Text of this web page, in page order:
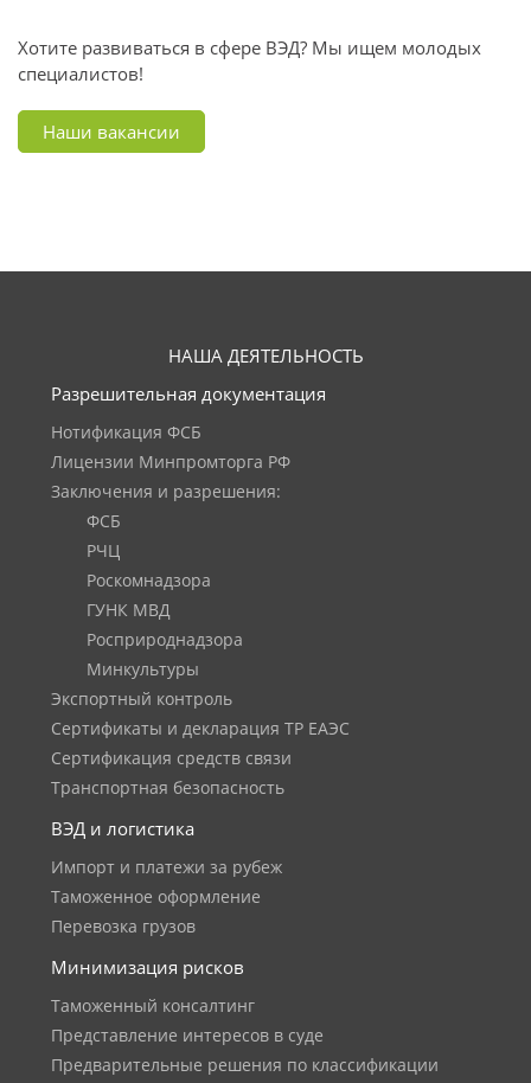
Хотите развиваться в сфере ВЭД? Мы ищем молодых
специалистов!
Наши вакансии
НАША ДЕЯТЕЛЬНОСТЬ
Разрешительная документация
Нотификация ФСБ
Лицензии Минпромторга РФ
Заключения и разрешения:
ФСБ
РЧЦ
Роскомнадзора
ГУНК МВД
Росприроднадзора
Минкультуры
Экспортный контроль
Сертификаты и декларация ТР ЕАЭС
Сертификация средств связи
Транспортная безопасность
ВЭД и логистика
Импорт и платежи за рубеж
Таможенное оформление
Перевозка грузов
Минимизация рисков
Таможенный консалтинг
Представление интересов в суде
Предварительные решения по классификации